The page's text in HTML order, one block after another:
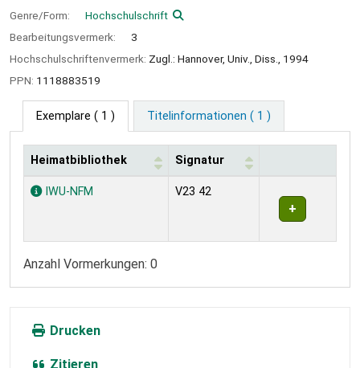
Genre/Form:
Hochschulschrift
Bearbeitungsvermerk:
3
Hochschulschriftenvermerk: Zugl.: Hannover, Univ., Diss., 1994
PPN: 1118883519
Exemplare ( 1 ) Titelinformationen ( 1 )
Exemplare
Heimatbibliothek Signatur
IWU-NFM V23 42
Anzahl Vormerkungen: 0
Drucken
Zitieren